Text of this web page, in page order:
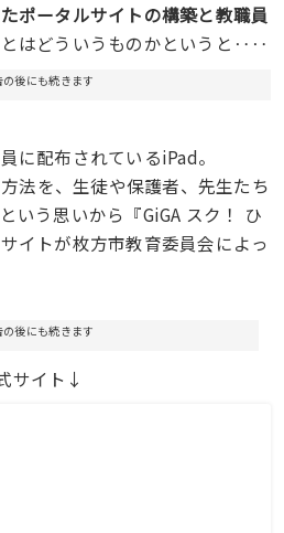
ポータルサイトの構築と教職員
とはどういうものかというと‥‥
の後にも続きます
に配布されているiPad。
法を、生徒や保護者、先生たち
いう思いから『GiGA スク！ ひ
イトが枚方市教育委員会によっ
の後にも続きます
サイト↓